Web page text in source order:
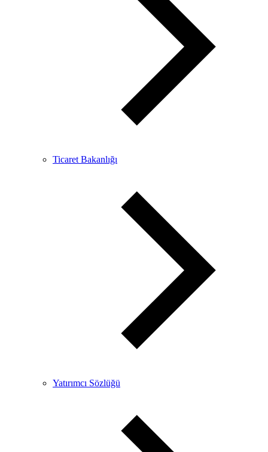
Ticaret Bakanlığı
Yatırımcı Sözlüğü